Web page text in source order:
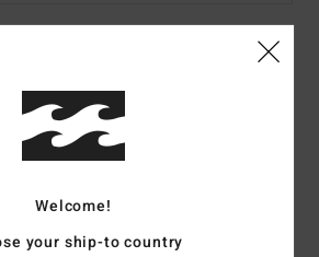
Mujer
Código de color
Welcome!
your ship-to country